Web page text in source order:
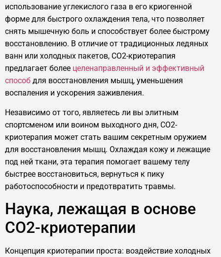
использование углекислого газа в его криогенной
форме для быстрого охлаждения тела, что позволяет
снять мышечную боль и способствует более быстрому
восстановлению. В отличие от традиционных ледяных
ванн или холодных пакетов, CO2-криотерапия
предлагает более целенаправленный и эффективный
способ для восстановления мышц, уменьшения
воспаления и ускорения заживления.
Независимо от того, являетесь ли вы элитным
спортсменом или воином выходного дня, CO2-
криотерапия может стать вашим секретным оружием
для восстановления мышц. Охлаждая кожу и лежащие
под ней ткани, эта терапия помогает вашему телу
быстрее восстановиться, вернуться к пику
работоспособности и предотвратить травмы.
Наука, лежащая в основе
CO2-криотерапии
Концепция криотерапии проста: воздействие холодных